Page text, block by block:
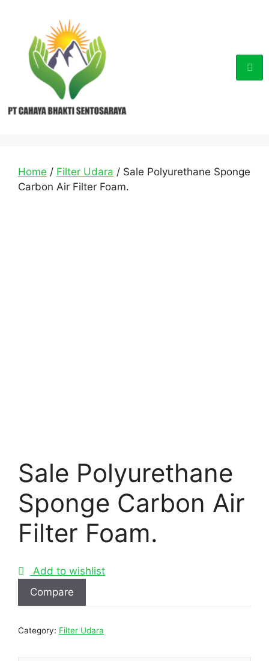
Home / Filter Udara / Sale Polyurethane Sponge
Carbon Air Filter Foam.
Sale Polyurethane
Sponge Carbon Air
Filter Foam.
Add to wishlist
Compare
Category: Filter Udara